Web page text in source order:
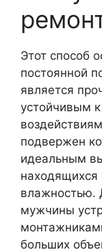
Этот способ
постоянной
является
устойчивым
подвержен
идеальным
находящихся
влажностью.
мужчины
больших